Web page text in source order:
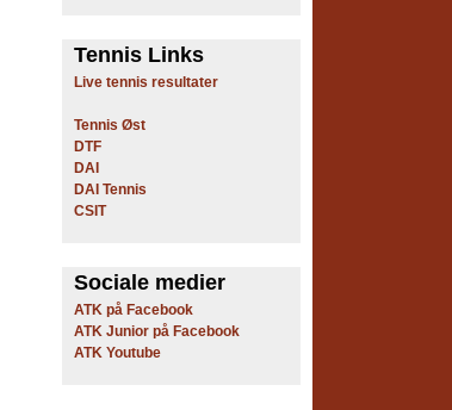
Tennis Links
Live tennis resultater
Tennis Øst
DTF
DAI
DAI Tennis
CSIT
Sociale medier
ATK på Facebook
ATK Junior på Facebook
ATK Youtube